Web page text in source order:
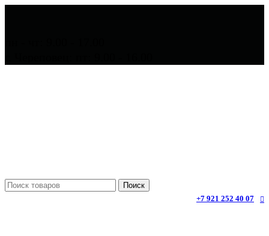
Поиск
+7 921 252 40 07